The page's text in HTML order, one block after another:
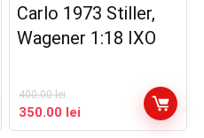
Carlo 1973 Stiller,
Wagener 1:18 IXO
400.00lei
Prețul
inițial
350.00 lei
curent